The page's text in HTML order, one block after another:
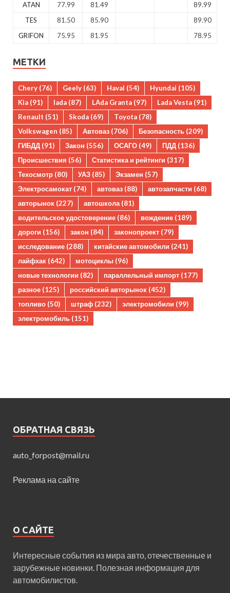
ATAN 77.99 81.49
89.99
TES
81.50 85.90
89.90
GRIFON
75.95 81.95 78.95
МЕТКИ
Chery (76) Geely (63) Haval (54) Hyundai (105)
Kia (91) lada (87) LAda Granta (97) Lada Vesta (91)
Renault (51) Skoda (69) Toyota (78)
Volkswagen (85) Автоваз (706) Безопасность (209)
ГИБДД (91) Закон (556) ОСАГО (49) ПДД (136)
Происшествия (56) Статистика и рейтинги (317)
Техосмотр (80) УАЗ (85) Экзамен (57)
Электросамокат (74) автоваз (88) автозапчасти (68)
авторынок (227) автошкола(81)
водительское удостоверение (86) вождение (189)
дороги (156) закон (84) законопроект (79)
исследование (288) китайские автомобили (241)
лайфхак (642) мотоциклы (96)
новые технологии (82) параллельный импорт (177)
разное (125) российский авторынок (452)
топливо (50) штраф (232) электромобили (99)
электромобиль (151)
ОБРАТНАЯ СВЯЗЬ
auto_forpost@mail.ru
Реклама на сайте
О САЙТЕ
Интересные события из мира авто, отечественные и
зарубежные новинки. Полезная информация для
автомобилистов.